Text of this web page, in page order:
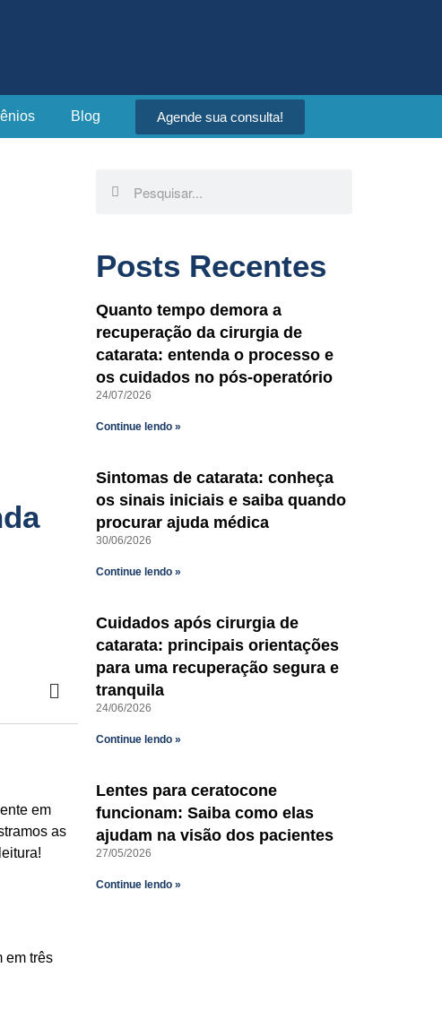
Blog Agende sua consulta!
em
as
em três
Posts Recentes
Quanto tempo demora a
recuperação da cirurgia de
catarata: entenda o processo e
os cuidados no pós-operatório
24/07/2026
Continue lendo »
Sintomas de catarata: conheça
os sinais iniciais e saiba quando
procurar ajuda médica
30/06/2026
Continue lendo »
Cuidados após cirurgia de
catarata: principais orientações
para uma recuperação segura e
tranquila
24/06/2026
Continue lendo »
Lentes para ceratocone
funcionam: Saiba como elas
ajudam na visão dos pacientes
27/05/2026
Continue lendo »